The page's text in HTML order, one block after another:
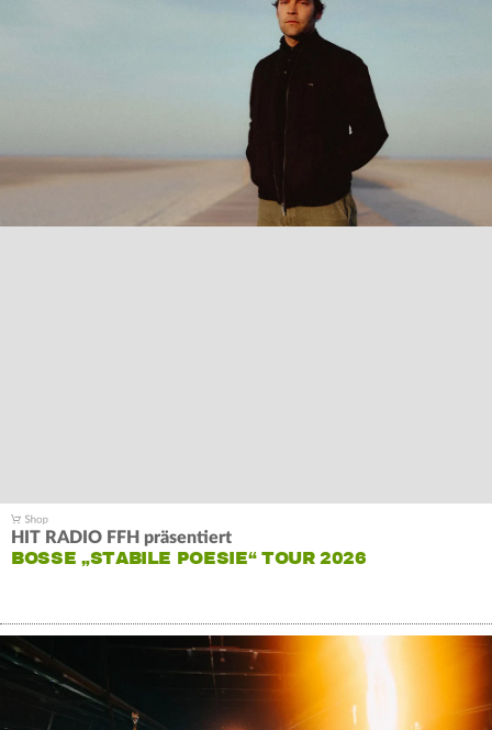
HIT RADIO FFH präsentiert
BOSSE „STABILE POESIE“ TOUR 2026